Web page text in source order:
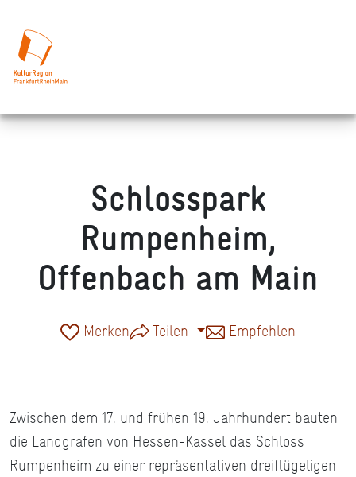
Schlosspark
Rumpenheim,
Offenbach am Main
Merken Teilen Empfehlen
Zwischen dem 17. und frühen 19. Jahrhundert bauten
die Landgrafen von Hessen-Kassel das Schloss
Rumpenheim zu einer repräsentativen dreiflügeligen